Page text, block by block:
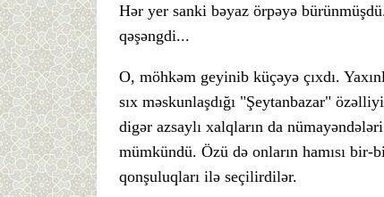
Hər yer sanki bəyaz örpəyə
qəşəngdi...
O, möhkəm geyinib küçəyə çıxdı.
sıx məskunlaşdığı "Şeytanbazar"
digər azsaylı xalqların da
mümkündü. Özü də onların hamısı bir-
qonşuluqları ilə seçilirdilər.